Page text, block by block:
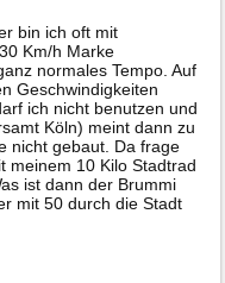
bin ich oft mit
Km/h Marke
normales Tempo. Auf
Geschwindigkeiten
ich nicht benutzen und
Köln) meint dann zu
nicht gebaut. Da frage
meinem 10 Kilo Stadtrad
ist dann der Brummi
mit 50 durch die Stadt